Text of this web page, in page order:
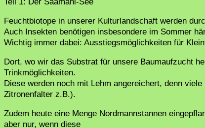
Feuchtbiotope in unserer Kulturlandschaft werden
Auch Insekten benötigen insbesondere im Sommer
Wichtig immer dabei: Ausstiegsmöglichkeiten für
Dort, wo wir das Substrat für unsere Baumaufzucht
Trinkmöglichkeiten.
Diese werden noch mit Lehm angereichert, denn
Zitronenfalter z.B.).
Zudem heute eine Menge Nordmannstannen
aber nur, wenn diese